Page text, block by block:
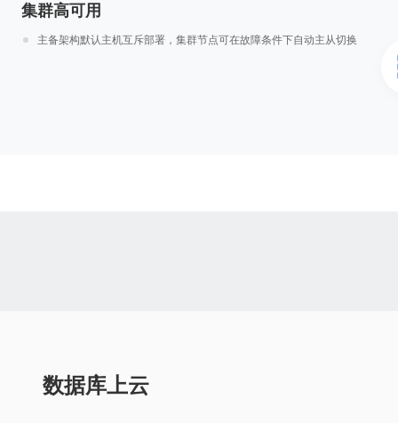
集群高可用
主备架构默认主机互斥部署，集群节点可在故障条件下自动主从切换
数据库上云